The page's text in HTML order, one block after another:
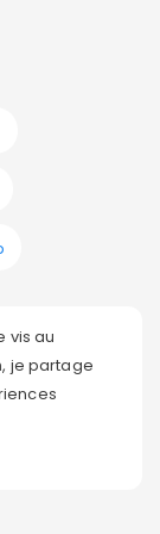
vis au
je partage